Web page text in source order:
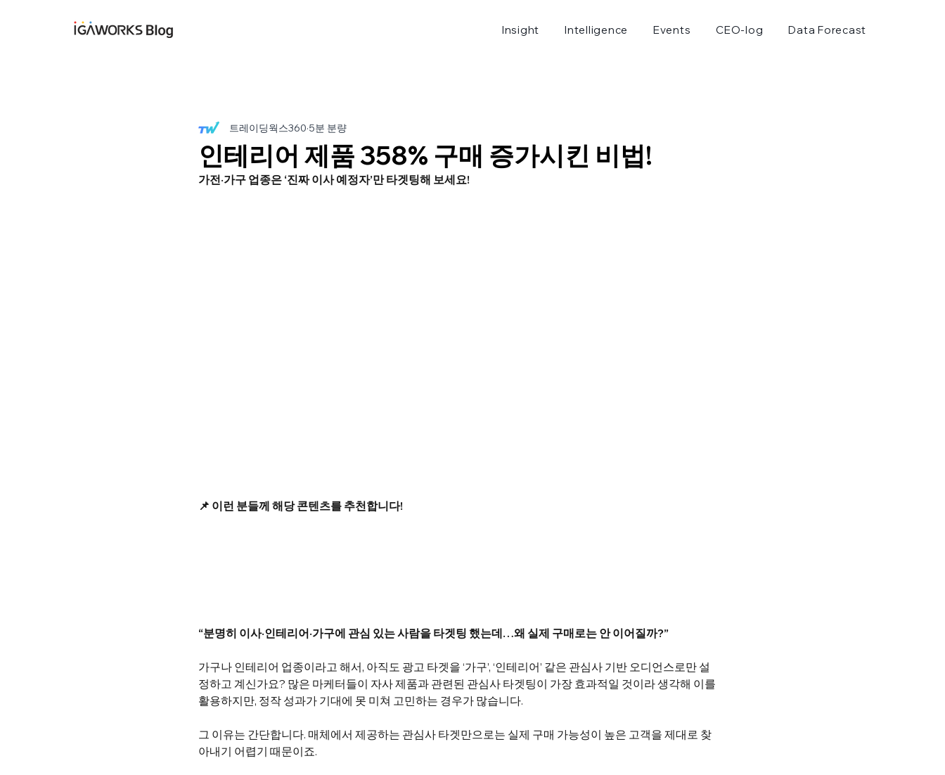
Insight Intelligence Events CEO-log Data Forecast
인테리어 제품 358% 구매 증가시킨 비법!
트레이딩웍스360 5분 분량
가전·가구 업종은 ‘진짜 이사 예정자’만 타겟팅해 보세요!
📌 이런 분들께 해당 콘텐츠를 추천합니다!
“분명히 이사·인테리어·가구에 관심 있는 사람을 타겟팅 했는데…왜 실제 구매로는 안 이어질까?”
가구나 인테리어 업종이라고 해서, 아직도 광고 타겟을 ‘가구’, ‘인테리어’ 같은 관심사 기반 오디언스로만 설
정하고 계신가요? 많은 마케터들이 자사 제품과 관련된 관심사 타겟팅이 가장 효과적일 것이라 생각해 이를
활용하지만, 정작 성과가 기대에 못 미쳐 고민하는 경우가 많습니다.
그 이유는 간단합니다. 매체에서 제공하는 관심사 타겟만으로는 실제 구매 가능성이 높은 고객을 제대로 찾
아내기 어렵기 때문이죠.